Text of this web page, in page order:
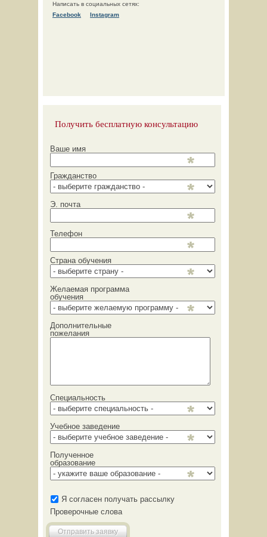
Написать в социальных сетях:
Facebook
Instagram
Получить бесплатную консультацию
Ваше имя
Гражданство
Э. почта
Телефон
Страна обучения
Желаемая программа
обучения
Дополнительные
пожелания
Специальность
Учебное заведение
Полученное
образование
Я согласен получать рассылку
Проверочные слова
Отправить заявку